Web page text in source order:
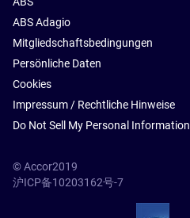
ABS Adagio
Mitgliedschaftsbedingungen
Persönliche Daten
Cookies
Impressum / Rechtliche Hinweise
Do Not Sell My Personal Information
© Accor2019
沪ICP备10203162号-7